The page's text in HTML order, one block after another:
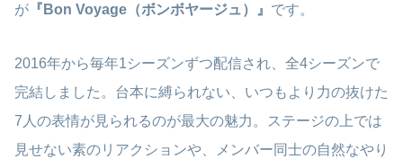
が 『Bon Voyage（ボンボヤージュ）』 です。
2016年から毎年1シーズンずつ配信され、全4シーズンで
完結しました。台本に縛られない、いつもより力の抜けた
7人の表情が見られるのが最大の魅力。ステージの上では
見せない素のリアクションや、メンバー同士の自然なやり